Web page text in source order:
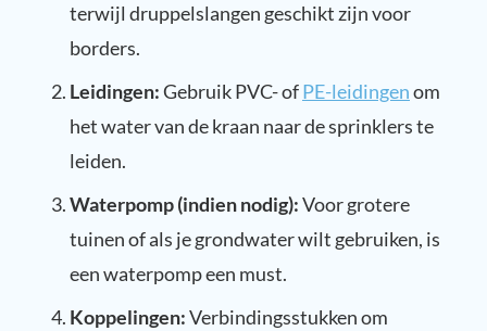
terwijl druppelslangen geschikt zijn voor
borders.
Leidingen:Gebruik PVC- ofPE-leidingenom
het water van de kraan naar de sprinklers te
leiden.
Waterpomp (indien nodig):Voor grotere
tuinen of als je grondwater wilt gebruiken, is
een waterpomp een must.
Koppelingen:Verbindingsstukken om